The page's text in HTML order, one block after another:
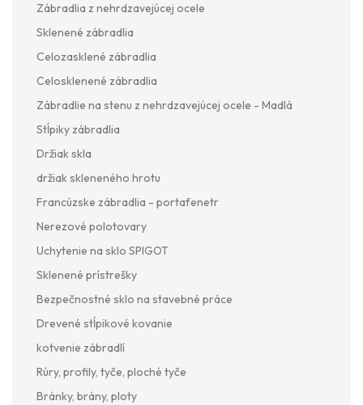
Zábradlia z nehrdzavejúcej ocele
Sklenené zábradlia
Celozasklené zábradlia
Celosklenené zábradlia
Zábradlie na stenu z nehrdzavejúcej ocele - Madlá
Stĺpiky zábradlia
Držiak skla
držiak skleneného hrotu
Francúzske zábradlia - portafenetr
Nerezové polotovary
Uchytenie na sklo SPIGOT
Sklenené prístrešky
Bezpečnostné sklo na stavebné práce
Drevené stĺpikové kovanie
kotvenie zábradlí
Rúry, profily, tyče, ploché tyče
Bránky, brány, ploty